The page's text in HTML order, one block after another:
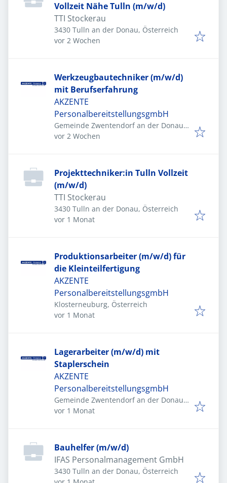
Vollzeit Nähe Tulln (m/w/d)
TTI Stockerau
3430 Tulln an der Donau, Österreich
Veröffentlicht:
vor 2 Wochen
Werkzeugbautechniker (m/w/d)
mit Berufserfahrung
AKZENTE
PersonalbereitstellungsgmbH
Gemeinde Zwentendorf an der Donau,
Österreich
Veröffentlicht:
vor 2 Wochen
Projekttechniker:in Tulln Vollzeit
(m/w/d)
TTI Stockerau
3430 Tulln an der Donau, Österreich
Veröffentlicht
vor 1 Monat
Produktionsarbeiter (m/w/d) für
die Kleinteilfertigung
AKZENTE
PersonalbereitstellungsgmbH
Klosterneuburg, Österreich
Veröffentlicht
vor 1 Monat
Lagerarbeiter (m/w/d) mit
Staplerschein
AKZENTE
PersonalbereitstellungsgmbH
Gemeinde Zwentendorf an der Donau,
Österreich
Veröffentlicht
vor 1 Monat
Bauhelfer (m/w/d)
IFAS Personalmanagement GmbH
3430 Tulln an der Donau, Österreich